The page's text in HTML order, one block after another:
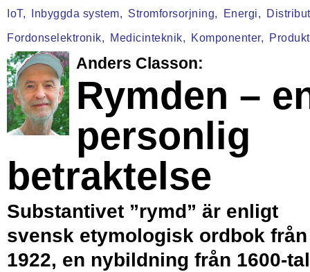
IoT, Inbyggda system, Stromforsorjning, Energi,
Fordonselektronik, Medicinteknik, Komponenter,
Anders Classon:
Rymden –
personlig
betraktelse
Substantivet ”rymd” är enligt
svensk etymologisk ordbok från
1922, en nybildning från 1600-